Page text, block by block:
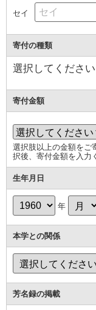
セイ
寄付の種類
選択してください
寄付金額
選択肢以上の金額をご
択後、寄付金額を入力
生年月日
年
本学との関係
芳名録の掲載